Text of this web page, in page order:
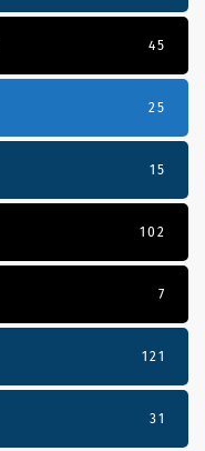
45
25
15
102
7
121
31